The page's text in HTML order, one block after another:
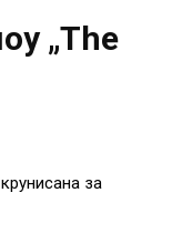
„The
за